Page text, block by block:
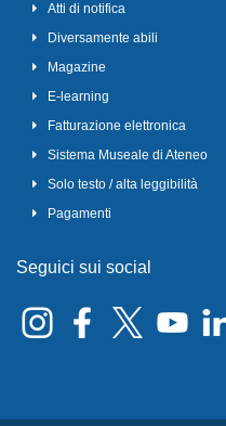
Atti di notifica
Diversamente abili
Magazine
E-learning
Fatturazione elettronica
Sistema Museale di Ateneo
Solo testo / alta leggibilità
Pagamenti
Seguici sui social